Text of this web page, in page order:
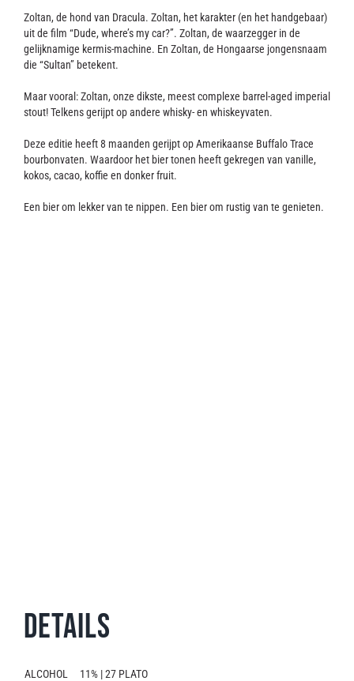
Contact
Zoltan, de hond van Dracula. Zoltan, het karakter (en het handgebaar)
uit de film “Dude, where’s my car?”. Zoltan, de waarzegger in de
gelijknamige kermis-machine. En Zoltan, de Hongaarse jongensnaam
die “Sultan” betekent.
Maar vooral: Zoltan, onze dikste, meest complexe barrel-aged imperial
stout! Telkens gerijpt op andere whisky- en whiskeyvaten.
Deze editie heeft 8 maanden gerijpt op Amerikaanse Buffalo Trace
bourbonvaten. Waardoor het bier tonen heeft gekregen van vanille,
kokos, cacao, koffie en donker fruit.
Een bier om lekker van te nippen. Een bier om rustig van te genieten.
Details
ALCOHOL
11% | 27 PLATO